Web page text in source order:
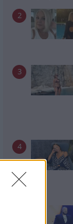
2
3
4